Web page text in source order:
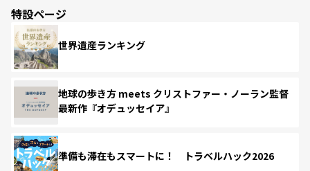
特設ページ
世界遺産ランキング
地球の歩き方 meets クリストファー・ノーラン監督
最新作『オデュッセイア』
準備も滞在もスマートに！ トラベルハック2026